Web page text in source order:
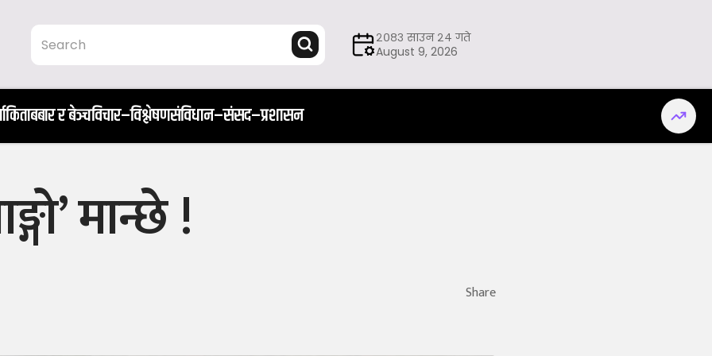
२०८३ साउन २४ गते
August 9, 2026
किताबबार र बेञ्चविचार–विश्लेषणसंविधान–संसद–प्रशासन
मान्छे !
Share